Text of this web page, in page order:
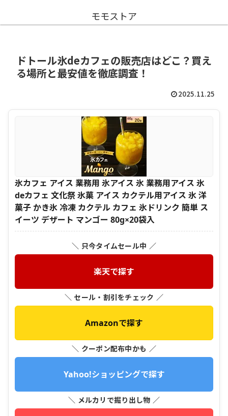
モモストア
ドトール氷deカフェの販売店はどこ？買え
る場所と最安値を徹底調査！
2025.11.25
氷カフェ アイス 業務用 氷アイス 氷 業務用アイス 氷
deカフェ 文化祭 氷菓 アイス カクテル用アイス 氷 洋
菓子 かき氷 冷凍 カクテル カフェ 氷ドリンク 簡単 ス
イーツ デザート マンゴー 80g×20袋入
＼ 只今タイムセール中 ／
楽天で探す
＼ セール・割引をチェック ／
Amazonで探す
＼ クーポン配布中かも ／
Yahoo!ショッピングで探す
＼ メルカリで掘り出し物 ／